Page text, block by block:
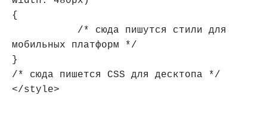
{
/* сюда пишутся стили для
мобильных платформ */
}
/* сюда пишется CSS для десктопа */
</style>